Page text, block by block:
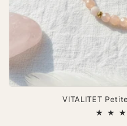
VITALITET